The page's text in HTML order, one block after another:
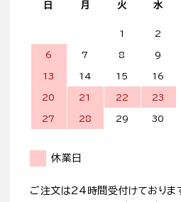
日 月 火 水
1 2
6 7 8 9
13 14 15 16
20 21 22 23
27 28 29 30
休業日
ご注文は24時間受付けておりま